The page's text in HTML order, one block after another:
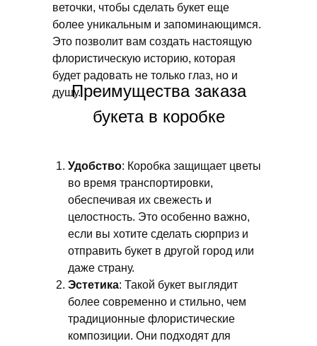
веточки, чтобы сделать букет еще
более уникальным и запоминающимся.
Это позволит вам создать настоящую
флористическую историю, которая
будет радовать не только глаз, но и
душу.Преимущества заказа
букета в коробке
Удобство: Коробка защищает цветы
во время транспортировки,
обеспечивая их свежесть и
целостность. Это особенно важно,
если вы хотите сделать сюрприз и
отправить букет в другой город или
даже страну.
Эстетика: Такой букет выглядит
более современно и стильно, чем
традиционные флористические
композиции. Они подходят для